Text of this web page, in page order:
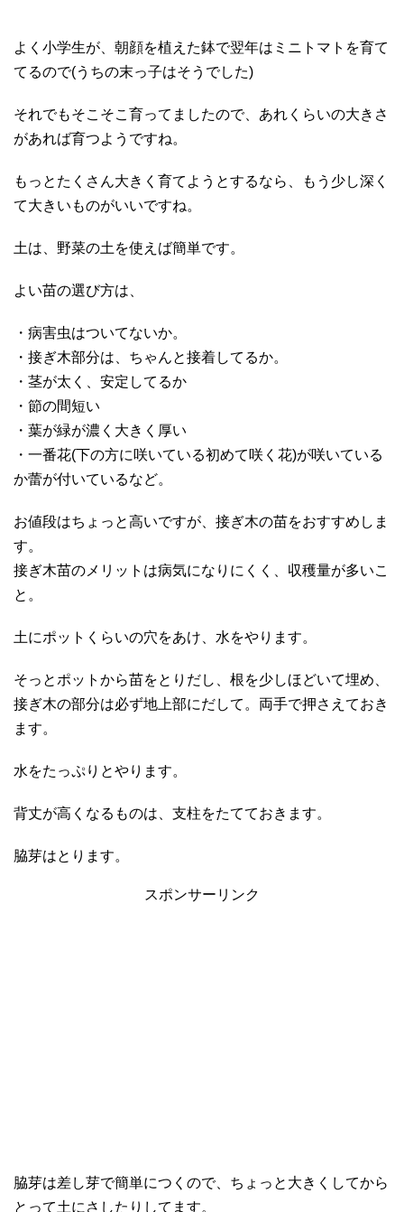
よく小学生が、朝顔を植えた鉢で翌年はミニトマトを育て
てるので(うちの末っ子はそうでした)
それでもそこそこ育ってましたので、あれくらいの大きさ
があれば育つようですね。
もっとたくさん大きく育てようとするなら、もう少し深く
て大きいものがいいですね。
土は、野菜の土を使えば簡単です。
よい苗の選び方は、
・病害虫はついてないか。
・接ぎ木部分は、ちゃんと接着してるか。
・茎が太く、安定してるか
・節の間短い
・葉が緑が濃く大きく厚い
・一番花(下の方に咲いている初めて咲く花)が咲いている
か蕾が付いているなど。
お値段はちょっと高いですが、接ぎ木の苗をおすすめしま
す。
接ぎ木苗のメリットは病気になりにくく、収穫量が多いこ
と。
土にポットくらいの穴をあけ、水をやります。
そっとポットから苗をとりだし、根を少しほどいて埋め、
接ぎ木の部分は必ず地上部にだして。両手で押さえておき
ます。
水をたっぷりとやります。
背丈が高くなるものは、支柱をたてておきます。
脇芽はとります。
スポンサーリンク
脇芽は差し芽で簡単につくので、ちょっと大きくしてから
とって土にさしたりしてます。